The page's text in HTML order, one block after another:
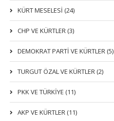
KÜRT MESELESİ (24)
CHP VE KÜRTLER (3)
DEMOKRAT PARTI VE KÜRTLER (5)
TURGUT ÖZAL VE KÜRTLER (2)
PKK VE TÜRKIYE (11)
AKP VE KÜRTLER (11)